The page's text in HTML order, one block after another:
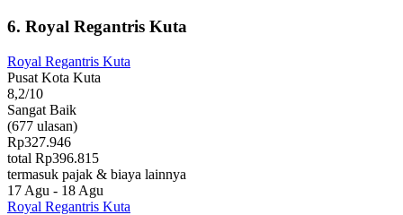
6. Royal Regantris Kuta
Royal Regantris Kuta
Pusat Kota Kuta
8,2/10
Sangat Baik
(677 ulasan)
Rp327.946
total Rp396.815
termasuk pajak & biaya lainnya
17 Agu - 18 Agu
Royal Regantris Kuta